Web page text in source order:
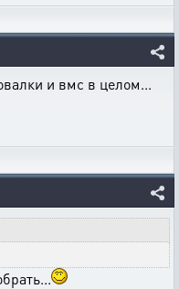
и вмс в целом...